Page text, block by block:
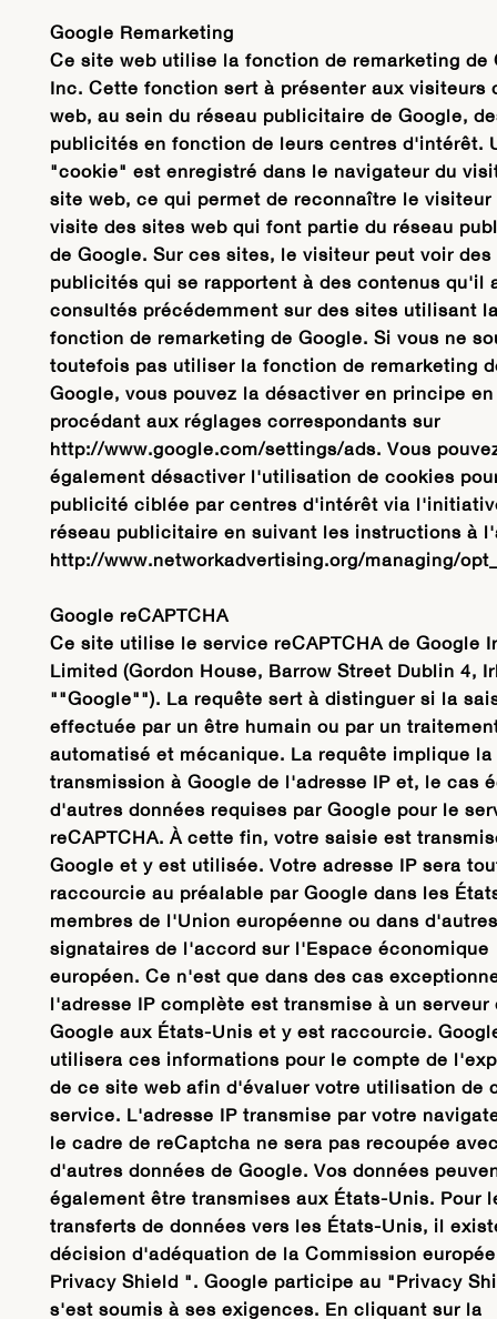
Google Remarketing
Ce site web utilise la fonction de remarketing de
Inc. Cette fonction sert à présenter aux visiteurs
web, au sein du réseau publicitaire de Google,
publicités en fonction de leurs centres d'intérêt.
"cookie" est enregistré dans le navigateur du
site web, ce qui permet de reconnaître le
visite des sites web qui font partie du réseau
de Google. Sur ces sites, le visiteur peut voir des
publicités qui se rapportent à des contenus qu'il
consultés précédemment sur des sites utilisant
fonction de remarketing de Google. Si vous ne
toutefois pas utiliser la fonction de remarketing
Google, vous pouvez la désactiver en principe en
procédant aux réglages correspondants sur
http://www.google.com/settings/ads. Vous
également désactiver l'utilisation de cookies
publicité ciblée par centres d'intérêt via
réseau publicitaire en suivant les instructions à
http://www.networkadvertising.org/managing/
Google reCAPTCHA
Ce site utilise le service reCAPTCHA de Google
Limited (Gordon House, Barrow Street Dublin 4,
""Google""). La requête sert à distinguer si la
effectuée par un être humain ou par un
automatisé et mécanique. La requête implique la
transmission à Google de l'adresse IP et, le cas
d'autres données requises par Google pour le
reCAPTCHA. À cette fin, votre saisie est
Google et y est utilisée. Votre adresse IP sera
raccourcie au préalable par Google dans les
membres de l'Union européenne ou dans
signataires de l'accord sur l'Espace économique
européen. Ce n'est que dans des cas
l'adresse IP complète est transmise à un serveur
Google aux États-Unis et y est raccourcie.
utilisera ces informations pour le compte de
de ce site web afin d'évaluer votre utilisation de
service. L'adresse IP transmise par votre
le cadre de reCaptcha ne sera pas recoupée
d'autres données de Google. Vos données
également être transmises aux États-Unis. Pour
transferts de données vers les États-Unis, il
décision d'adéquation de la Commission
Privacy Shield ". Google participe au "Privacy
s'est soumis à ses exigences. En cliquant sur la